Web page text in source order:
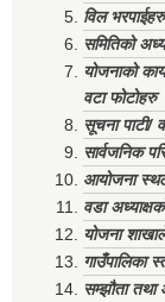
विल भरपाईहरु
समितिको
योजनाको
वटा फोटोहरु
सूचना पाटी/
सार्वजनिक
आयोजना
वडा
योजना
गाउँपालिका
सम्झौता